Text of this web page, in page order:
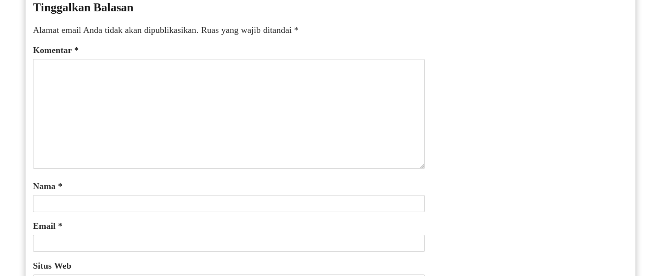
Tinggalkan Balasan
Alamat email Anda tidak akan dipublikasikan. Ruas yang wajib ditandai *
Komentar *
Nama *
Email *
Situs Web